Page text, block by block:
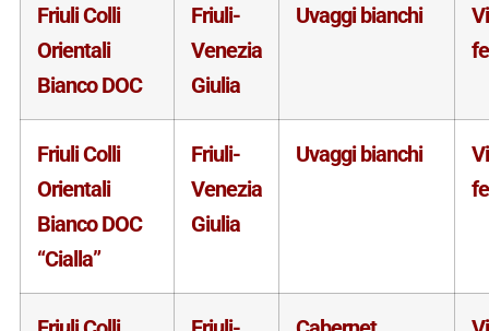
Friuli Colli
Orientali
Bianco DOC
Friuli-
Venezia
Giulia
Uvaggi bianchi
Friuli Colli
Orientali
Bianco DOC
“Cialla”
Friuli-
Venezia
Giulia
Uvaggi bianchi